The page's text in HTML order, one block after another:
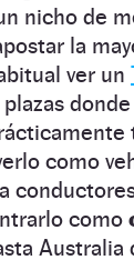
nicho de
la
ver un
como
como
Australia